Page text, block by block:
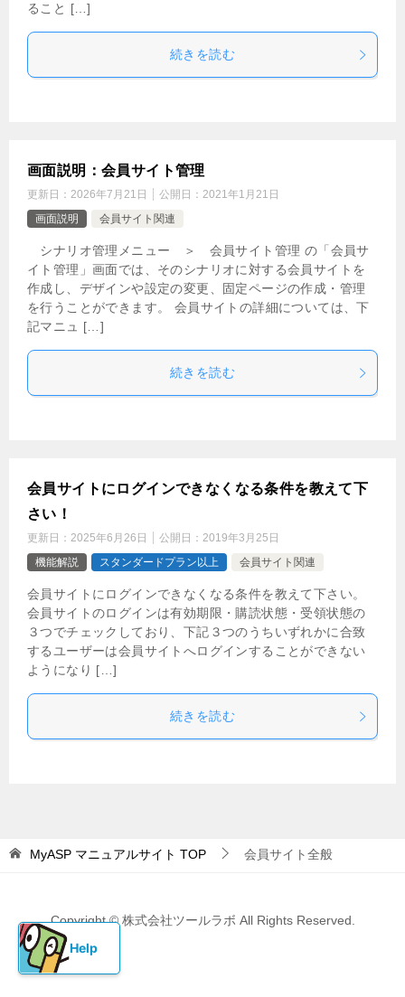
ること […]
続きを読む
画面説明：会員サイト管理
更新日： 2026年7月21日 公開日： 2021年1月21日
画面説明
会員サイト関連
シナリオ管理メニュー ＞ 会員サイト管理 の「会員サ
イト管理」画面では、そのシナリオに対する会員サイトを
作成し、デザインや設定の変更、固定ページの作成・管理
を行うことができます。 会員サイトの詳細については、下
記マニュ […]
続きを読む
会員サイトにログインできなくなる条件を教えて下
さい！
更新日： 2025年6月26日 公開日： 2019年3月25日
機能解説
スタンダードプラン以上 会員サイト関連
会員サイトにログインできなくなる条件を教えて下さい。
会員サイトのログインは有効期限・購読状態・受領状態の
３つでチェックしており、下記３つのうちいずれかに合致
するユーザーは会員サイトへログインすることができない
ようになり […]
続きを読む
MyASP マニュアルサイト TOP 会員サイト全般
Copyright © 株式会社ツールラボ All Rights Reserved.